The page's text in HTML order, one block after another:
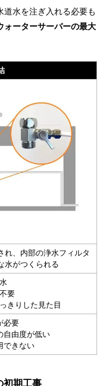
水を注ぎ入れる必要も
ォーターサーバーの最大
れ、内部の浄水フィルタ
水がつくられる
要
きりした見た目
必要
自由度が低い
できない
初期工事